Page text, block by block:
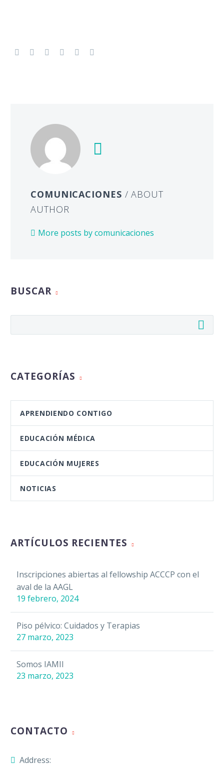
COMUNICACIONES / ABOUT
AUTHOR
More posts by comunicaciones
BUSCAR
CATEGORÍAS
APRENDIENDO CONTIGO
EDUCACIÓN MÉDICA
EDUCACIÓN MUJERES
NOTICIAS
ARTÍCULOS RECIENTES
Inscripciones abiertas al fellowship ACCCP con el
aval de la AAGL
19 febrero, 2024
Piso pélvico: Cuidados y Terapias
27 marzo, 2023
Somos IAMII
23 marzo, 2023
CONTACTO
Address: